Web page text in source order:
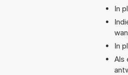
In
In
Als